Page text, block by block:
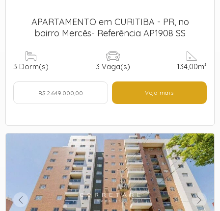
APARTAMENTO em CURITIBA - PR, no
bairro Mercês- Referência AP1908 SS
3 Dorm(s) 3 Vaga(s) 134,00m²
R$ 2.649.000,00 Veja mais